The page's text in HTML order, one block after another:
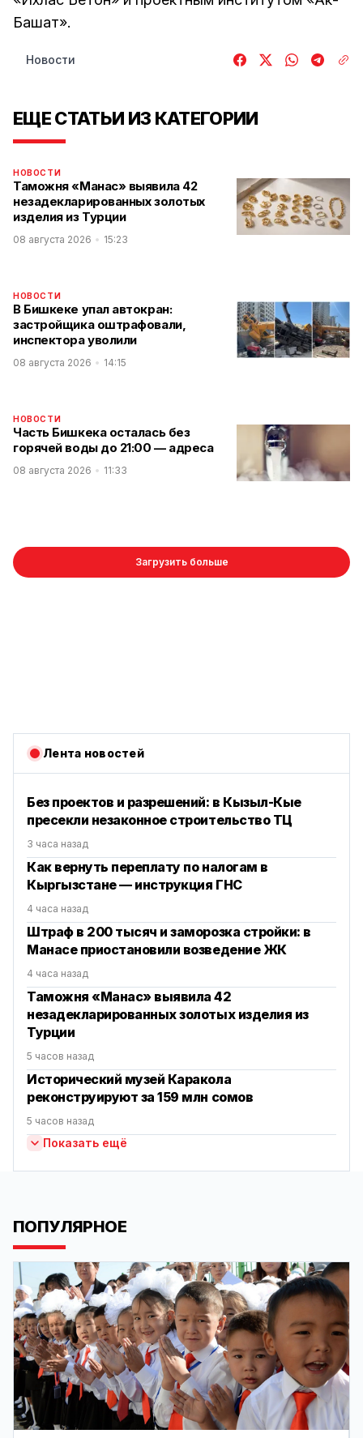
Башат».
Новости
ЕЩЕ СТАТЬИ ИЗ КАТЕГОРИИ
НОВОСТИ
Таможня «Манас» выявила 42
незадекларированных золотых
изделия из Турции
08 августа 2026 15:23
НОВОСТИ
В Бишкеке упал автокран:
застройщика оштрафовали,
инспектора уволили
08 августа 2026 14:15
НОВОСТИ
Часть Бишкека осталась без
горячей воды до 21:00 — адреса
08 августа 2026 11:33
Загрузить больше
Лента новостей
Без проектов и разрешений: в Кызыл-Кые
пресекли незаконное строительство ТЦ
3 часа назад
Как вернуть переплату по налогам в
Кыргызстане — инструкция ГНС
4 часа назад
Штраф в 200 тысяч и заморозка стройки: в
Манасе приостановили возведение ЖК
4 часа назад
Таможня «Манас» выявила 42
незадекларированных золотых изделия из
Турции
5 часов назад
Исторический музей Каракола
реконструируют за 159 млн сомов
5 часов назад
Показать ещё
ПОПУЛЯРНОЕ